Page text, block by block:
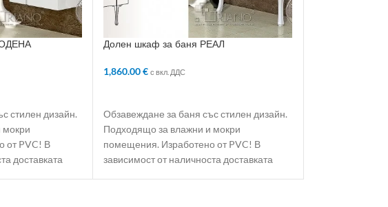
стилен дизайн.
мокри
от PVC! В
доставката
Долен шкаф за баня РЕАЛ
1,860.00€ с вкл. ДДС
Обзавеждане за баня със стилен дизайн.
Подходящо за влажни и мокри
помещения. Изработено от PVC! В
зависимост от наличноста доставката